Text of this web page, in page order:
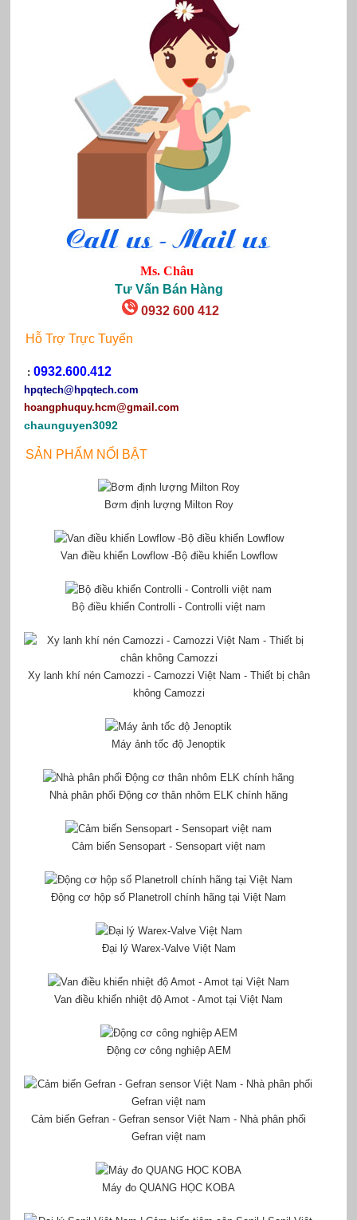
Ms. Châu
Tư Vấn Bán Hàng
0932 600 412
Hỗ Trợ Trực Tuyến
: 0932.600.412
hpqtech@hpqtech.com
hoangphuquy.hcm@gmail.com
chaunguyen3092
SẢN PHẨM NỔI BẬT
Bơm định lượng Milton Roy
Van điều khiển Lowflow -Bộ điều khiển Lowflow
Bộ điều khiển Controlli - Controlli việt nam
Xy lanh khí nén Camozzi - Camozzi Việt Nam - Thiết bị chân
không Camozzi
Máy ảnh tốc độ Jenoptik
Nhà phân phối Động cơ thân nhôm ELK chính hãng
Cảm biến Sensopart - Sensopart việt nam
Động cơ hộp số Planetroll chính hãng tại Việt Nam
Đại lý Warex-Valve Việt Nam
Van điều khiển nhiệt độ Amot - Amot tại Việt Nam
Động cơ công nghiệp AEM
Cảm biến Gefran - Gefran sensor Việt Nam - Nhà phân phối
Gefran việt nam
Máy đo QUANG HỌC KOBA